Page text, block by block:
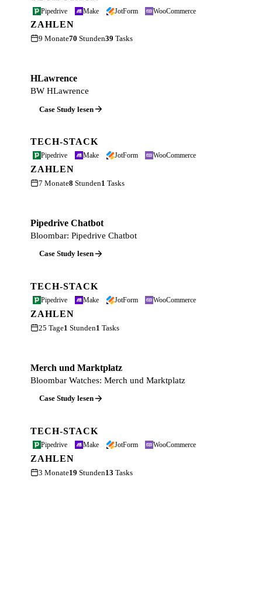
Pipedrive Make JotForm WooCommerce
ZAHLEN
9 Monate70 Stunden39 Tasks
HLawrence
BW HLawrence
Case Study lesen
TECH-STACK
Pipedrive Make JotForm WooCommerce
ZAHLEN
7 Monate8 Stunden1 Tasks
Pipedrive Chatbot
Bloombar: Pipedrive Chatbot
Case Study lesen
TECH-STACK
Pipedrive Make JotForm WooCommerce
ZAHLEN
25 Tage1 Stunden1 Tasks
Merch und Marktplatz
Bloombar Watches: Merch und Marktplatz
Case Study lesen
TECH-STACK
Pipedrive Make JotForm WooCommerce
ZAHLEN
3 Monate19 Stunden13 Tasks